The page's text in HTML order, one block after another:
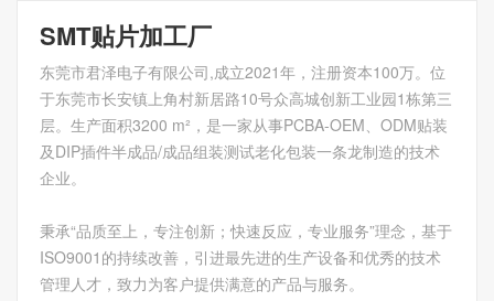
SMT贴片加工厂
东莞市君泽电子有限公司,成立2021年，注册资本100万。位
于东莞市长安镇上角村新居路10号众高城创新工业园1栋第三
层。生产面积3200 m²，是一家从事PCBA-OEM、ODM贴装
及DIP插件半成品/成品组装测试老化包装一条龙制造的技术
企业。
秉承“品质至上，专注创新；快速反应，专业服务”理念，基于
ISO9001的持续改善，引进最先进的生产设备和优秀的技术
管理人才，致力为客户提供满意的产品与服务。